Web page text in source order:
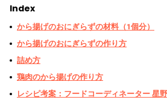
Index
から揚げのおにぎらずの材料（1個分）
から揚げのおにぎらずの作り方
詰め方
鶏肉のから揚げの作り方
レシピ考案：フードコーディネーター 星